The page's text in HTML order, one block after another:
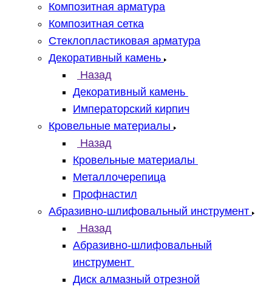
Композитная арматура
Композитная сетка
Стеклопластиковая арматура
Декоративный камень
Назад
Декоративный камень
Императорский кирпич
Кровельные материалы
Назад
Кровельные материалы
Металлочерепица
Профнастил
Абразивно-шлифовальный инструмент
Назад
Абразивно-шлифовальный
инструмент
Диск алмазный отрезной